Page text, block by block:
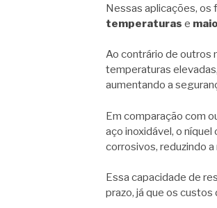
Nessas aplicações, os
temperaturas e
Ao contrário de outros
temperaturas
aumentando a
Em comparação com
aço inoxidável, o
corrosivos, reduzindo
Essa capacidade de
prazo, já que os